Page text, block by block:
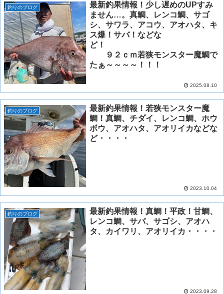
釣りのブログ
最新釣果情報！少し遅めのUPすみ
ません…。真鯛、レンコ鯛、サゴ
シ、サワラ、アコウ、アオハタ、キ
ス爆！サバ！などな
ど！
９２ｃｍ若狭モンスター魔鯛で
たぁ～～～～！！！
2025.08.10
釣りのブログ
最新釣果情報！若狭モンスター魔
鯛！真鯛、チダイ、レンコ鯛、ホウ
ボウ、アオハタ、アオリイカなどな
ど・・・・
2023.10.04
釣りのブログ
最新釣果情報！真鯛！平政！甘鯛、
レンコ鯛、サバ、サゴシ、アオハ
タ、カイワリ、アオリイカ・・・・
2023.09.28